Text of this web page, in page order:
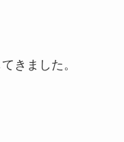
きました。